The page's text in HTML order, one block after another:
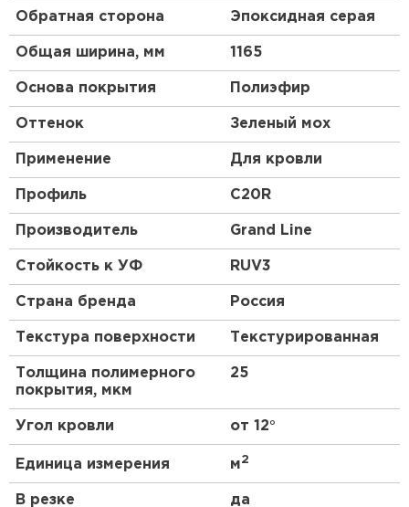
Обратная сторона Эпоксидная серая
Общая ширина, мм 1165
Основа покрытия Полиэфир
Оттенок Зеленый мох
Применение Для кровли
Профиль C20R
Производитель Grand Line
Стойкость к УФ RUV3
Страна бренда Россия
Текстура поверхности Текстурированная
Толщина полимерного
покрытия, мкм
25
Угол кровли от 12°
Единица измерения м2
В резке да